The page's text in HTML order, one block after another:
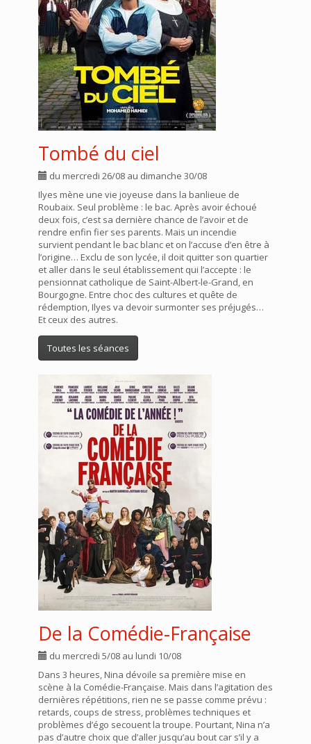
Tombé du ciel
du mercredi 26/08 au dimanche 30/08
Ilyes mène une vie joyeuse dans la banlieue de
Roubaix. Seul problème : le bac. Après avoir échoué
deux fois, c’est sa dernière chance de l’avoir et de
rendre enfin fier ses parents. Mais un incendie
survient pendant le bac blanc et on l’accuse d’en être à
l’origine… Exclu de son lycée, il doit quitter son quartier
et aller dans le seul établissement qui l’accepte : le
pensionnat catholique de Saint-Albert-le-Grand, en
Bourgogne. Entre choc des cultures et quête de
rédemption, Ilyes va devoir surmonter ses préjugés…
Et ceux des autres.
Toutes les séances
De la Comédie-Française
du mercredi 5/08 au lundi 10/08
Dans 3 heures, Nina dévoile sa première mise en
scène à la Comédie-Française. Mais dans l’agitation des
dernières répétitions, rien ne se passe comme prévu :
retards, coups de stress, problèmes techniques et
problèmes d’égo secouent la troupe. Pourtant, Nina n’a
pas d’autre choix que d’aller jusqu’au bout car s’il y a